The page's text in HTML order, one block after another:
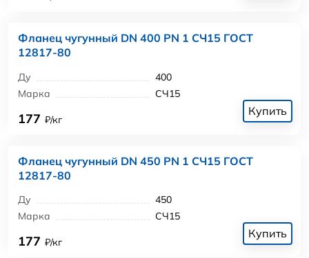
Фланец чугунный DN 400 PN 1 СЧ15 ГОСТ
12817-80
Ду
400
Марка
СЧ15
177 ₽/кг
Купить
Фланец чугунный DN 450 PN 1 СЧ15 ГОСТ
12817-80
Ду
450
Марка
СЧ15
177 ₽/кг
Купить